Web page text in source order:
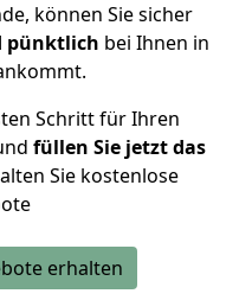
können Sie sicher
pünktlich bei Ihnen in
Schritt für Ihren
füllen Sie jetzt das
Sie kostenlose
erhalten